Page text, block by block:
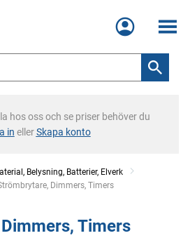
Meny
hos oss och se priser behöver du
in ellerSkapa konto
Belysning, Batterier, Elverk
Dimmers, Timers
Timers